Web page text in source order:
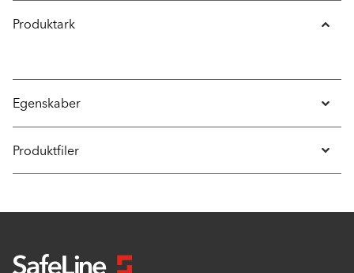
Produktark
Egenskaber
Produktfiler